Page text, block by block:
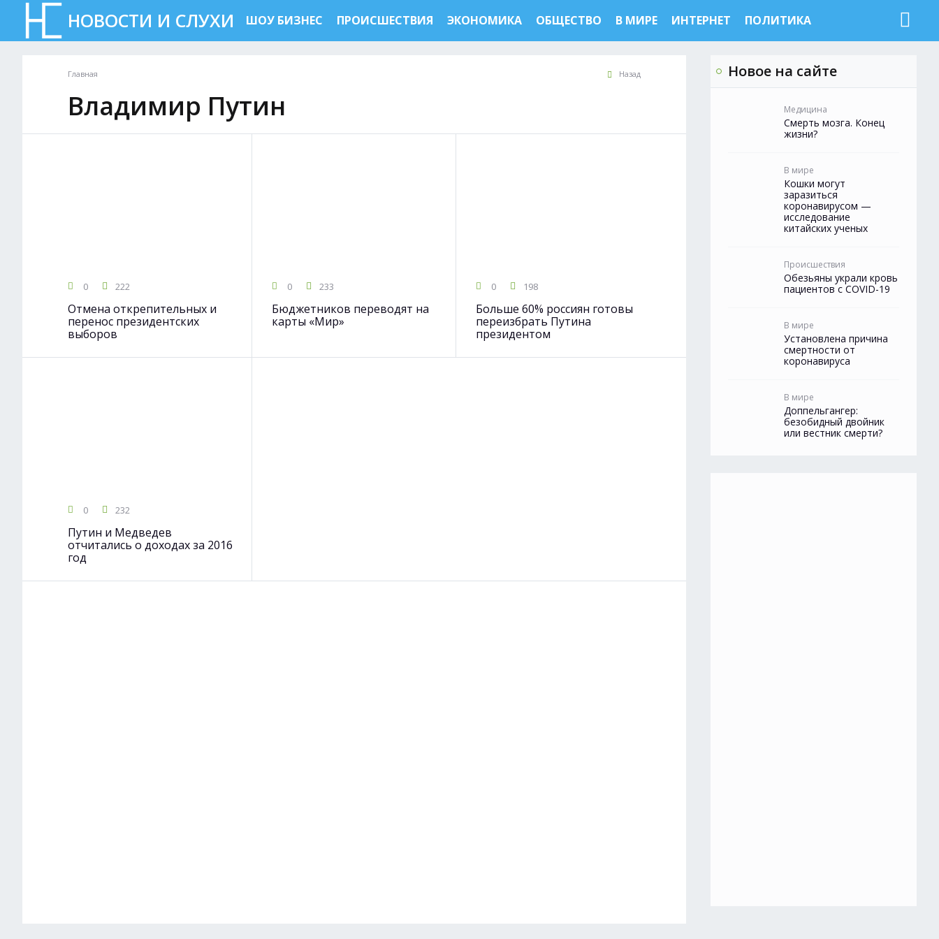
НОВОСТИ И СЛУХИ ШОУ БИЗНЕС ПРОИСШЕСТВИЯ ЭКОНОМИКА ОБЩЕСТВО В МИРЕ ИНТЕРНЕТ ПОЛИТИКА
Главная Назад
Владимир Путин
0 222
Отмена открепительных и
перенос президентских
выборов
0 233
Бюджетников переводят на
карты «Мир»
0 198
Больше 60% россиян готовы
переизбрать Путина
президентом
0 232
Путин и Медведев
отчитались о доходах за 2016
год
Новое на сайте
Медицина
Смерть мозга. Конец
жизни?
В мире
Кошки могут
заразиться
коронавирусом —
исследование
китайских ученых
Происшествия
Обезьяны украли кровь
пациентов с COVID-19
В мире
Установлена причина
смертности от
коронавируса
В мире
Доппельгангер:
безобидный двойник
или вестник смерти?